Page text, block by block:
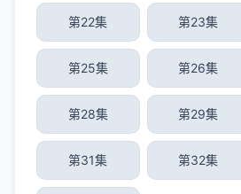
第22集 第23集
第25集 第26集
第28集 第29集
第31集 第32集